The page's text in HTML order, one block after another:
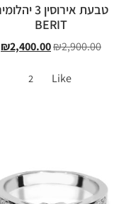
טבעת אירוסין 3 יהלומים
BERIT
₪2,900.00
₪2,400.00
Like